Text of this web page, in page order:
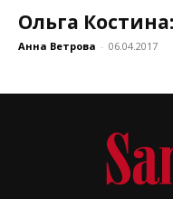
Ольга
Анна Ветрова - 06.04.2017